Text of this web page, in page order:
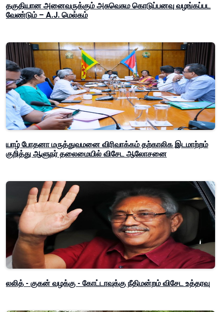
தகுதியான அனைவருக்கும் அசுவெசும கொடுப்பனவு வழங்கப்பட
வேண்டும் – A.J. மெல்கம்
யாழ் போதனா மருத்துவமனை விரிவாக்கம் தற்காலிக இடமாற்றம்
குறித்து ஆளுநர் தலைமையில் விசேட ஆலோசனை
லலித் - குகன் வழக்கு - கோட்டாவுக்கு நீதிமன்றம் விசேட உத்தரவு